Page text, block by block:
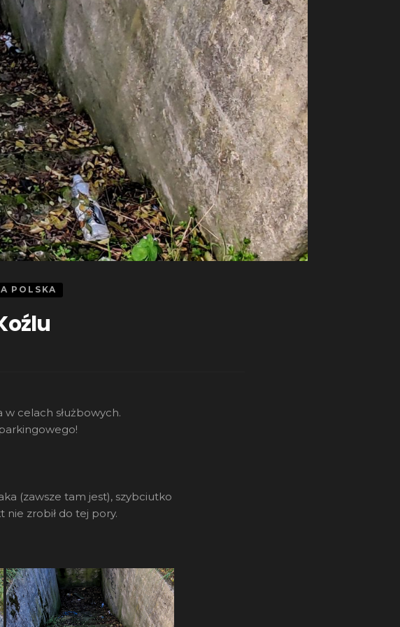
POLSKA
celach służbowych.
(zawsze tam jest), szybciutko
nie zrobił do tej pory.